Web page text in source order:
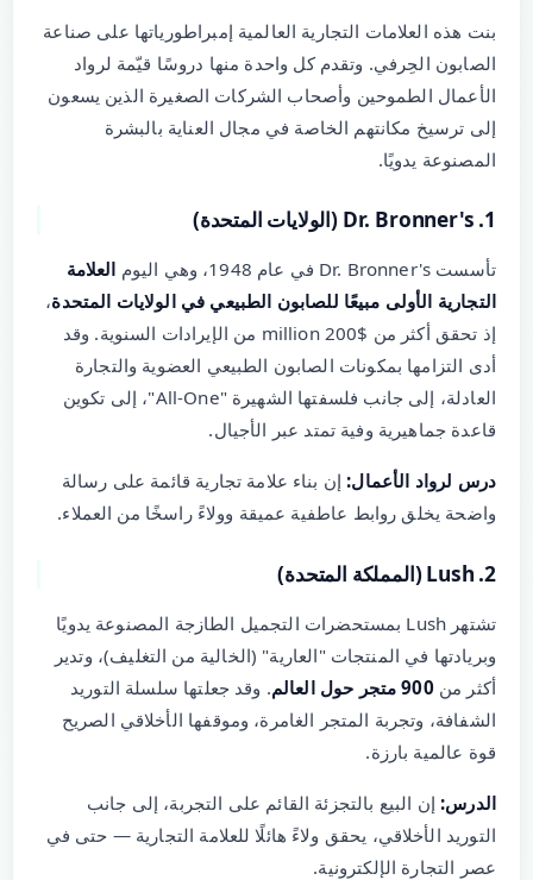
بنت هذه العلامات التجارية العالمية إمبراطورياتها على صناعة
الصابون الحِرفي. وتقدم كل واحدة منها دروسًا قيّمة لرواد
الأعمال الطموحين وأصحاب الشركات الصغيرة الذين يسعون
إلى ترسيخ مكانتهم الخاصة في مجال العناية بالبشرة
المصنوعة يدويًا.
1. Dr. Bronner's (الولايات المتحدة)
تأسست Dr. Bronner's في عام 1948، وهي اليوم
العلامة
التجارية الأولى مبيعًا للصابون الطبيعي في الولايات المتحدة،
إذ تحقق أكثر من $200 million من الإيرادات السنوية. وقد
أدى التزامها بمكونات الصابون الطبيعي العضوية والتجارة
العادلة، إلى جانب فلسفتها الشهيرة "All-One"، إلى تكوين
قاعدة جماهيرية وفية تمتد عبر الأجيال.
درس لرواد الأعمال:إن بناء علامة تجارية قائمة على رسالة
واضحة يخلق روابط عاطفية عميقة وولاءً راسخًا من العملاء.
2. Lush (المملكة المتحدة)
تشتهر Lush بمستحضرات التجميل الطازجة المصنوعة يدويًا
وبريادتها في المنتجات "العارية" (الخالية من التغليف)، وتدير
أكثر من900 متجر حول العالم
. وقد جعلتها سلسلة التوريد
الشفافة، وتجربة المتجر الغامرة، وموقفها الأخلاقي الصريح
قوة عالمية بارزة.
الدرس:إن البيع بالتجزئة القائم على التجربة، إلى جانب
التوريد الأخلاقي، يحقق ولاءً هائلًا للعلامة التجارية — حتى في
عصر التجارة الإلكترونية.